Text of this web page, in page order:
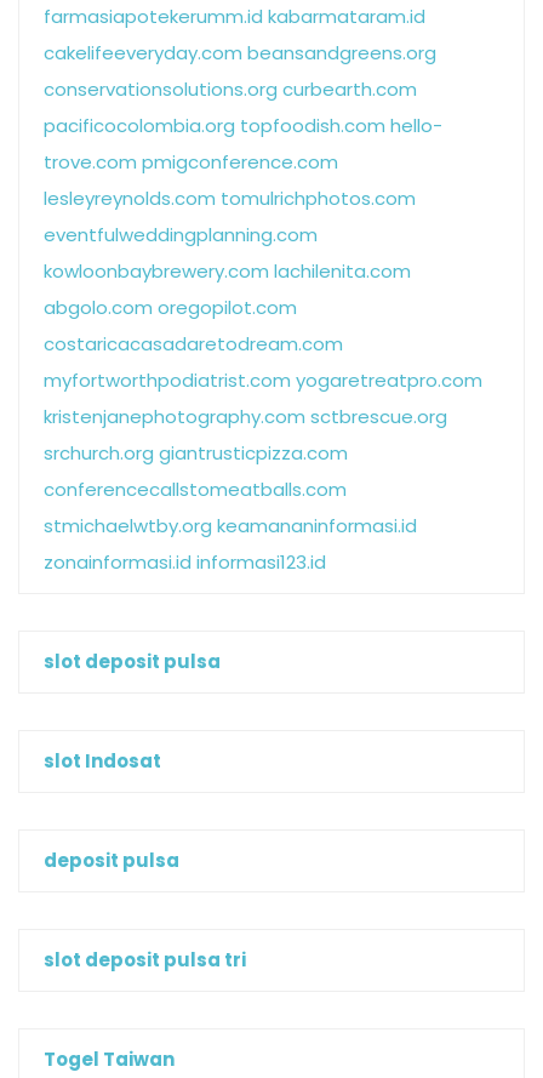
farmasiapotekerumm.id kabarmataram.id
cakelifeeveryday.com beansandgreens.org
conservationsolutions.org curbearth.com
pacificocolombia.org topfoodish.com hello-
trove.com pmigconference.com
lesleyreynolds.com tomulrichphotos.com
eventfulweddingplanning.com
kowloonbaybrewery.com lachilenita.com
abgolo.com oregopilot.com
costaricacasadaretodream.com
myfortworthpodiatrist.com yogaretreatpro.com
kristenjanephotography.com sctbrescue.org
srchurch.org giantrusticpizza.com
conferencecallstomeatballs.com
stmichaelwtby.org keamananinformasi.id
zonainformasi.id informasi123.id
slot deposit pulsa
slot Indosat
deposit pulsa
slot deposit pulsa tri
Togel Taiwan